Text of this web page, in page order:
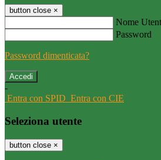
button close ×
Nome
Password
Password dimenticata?
-
Entra con SPID Entra con CIE
Seleziona utente
button close ×